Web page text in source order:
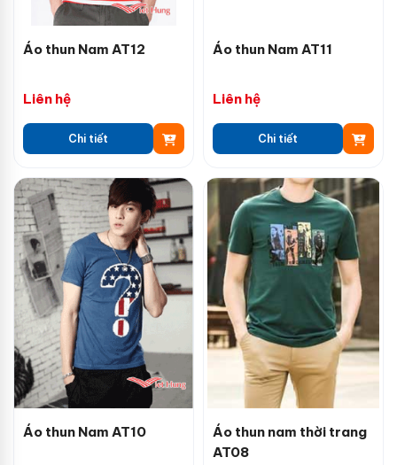
Áo thun Nam AT12
Liên hệ
Chi tiết
Áo thun Nam AT11
Liên hệ
Chi tiết
Áo thun Nam AT10
Áo thun nam thời trang
AT08